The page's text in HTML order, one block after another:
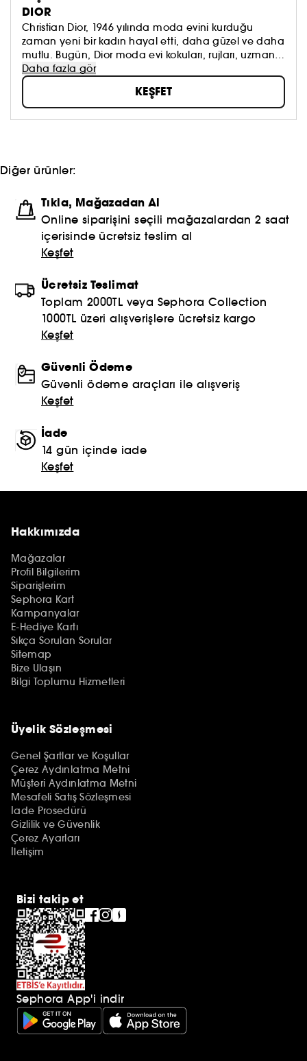
DIOR
Christian Dior, 1946 yılında moda evini kurduğu
zaman yeni bir kadın hayal etti, daha güzel ve daha
mutlu. Bugün, Dior moda evi kokuları, rujları, uzman
cilt bakım ürünleri ve couture tasarımlarıyla mutlak
yaratıcılığı ve zerafeti kutluyor.
Daha fazla gör
KEŞFET
Diğer ürünler:
Tıkla, Mağazadan Al
Online siparişini seçili mağazalardan 2 saat
içerisinde ücretsiz teslim al
Keşfet
Ücretsiz Teslimat
Toplam 2000TL veya Sephora Collection
1000TL üzeri alışverişlere ücretsiz kargo
Keşfet
Güvenli Ödeme
Güvenli ödeme araçları ile alışveriş
Keşfet
İade
14 gün içinde iade
Keşfet
Hakkımızda
Mağazalar
Profil Bilgilerim
Siparişlerim
Sephora Kart
Kampanyalar
E-Hediye Kartı
Sıkça Sorulan Sorular
Sitemap
Bize Ulaşın
Bilgi Toplumu Hizmetleri
Üyelik Sözleşmesi
Genel Şartlar ve Koşullar
Çerez Aydınlatma Metni
Müşteri Aydınlatma Metni
Mesafeli Satış Sözleşmesi
İade Prosedürü
Gizlilik ve Güvenlik
Çerez Ayarları
İletişim
Bizi takip et
Sephora App'i indir